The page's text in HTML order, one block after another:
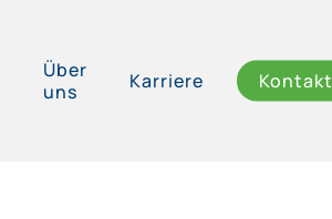
Über
uns
Karriere Kontakt